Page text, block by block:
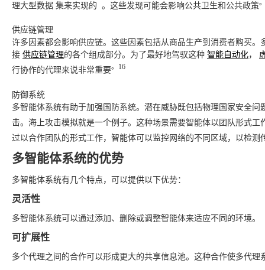
理大型数据 集来实现的 。这些发现可能会影响公共卫生和公共政策
供应链管理
许多因素都会影响供应链。这些因素包括从商品生产到消费者购买
接 供应链管理的各个组成部分。为了最好地驾驭这种 智能自动化，
行协作的代理来说非常重要。16
防御系统
多智能体系统有助于加强国防系统。潜在威胁既包括物理国家安全
击。海上攻击模拟就是一个例子。这种场景需要智能体以团队形式
过以合作团队的形式工作，智能体可以监控网络的不同区域，以检测
多智能体系统的优势
多智能体系统有几个特点，可以提供以下优势：
灵活性
多智能体系统可以通过添加、删除或调整智能体来适应不同的环境。
可扩展性
多个代理之间的合作可以形成更大的共享信息池。这种合作使多代